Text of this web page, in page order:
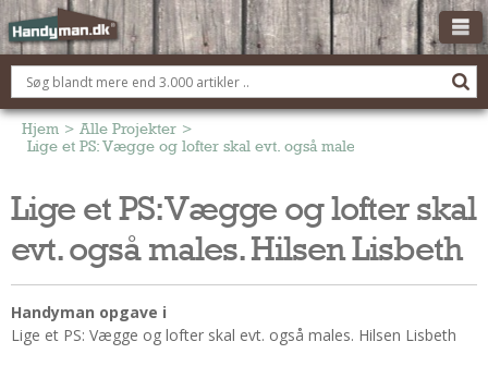
OM HANDYMAN.DK
FÅ 3 TILBUD
ANNONCERING
BOLIG KØBERÅDGIVNING
TØMRER/SNEDKER
Montage Og Nybyg
Alt Om Køkkenet
Hjem > Alle Projekter >
Lige et PS: Vægge og lofter skal evt. også males. Hilsen Lisbeth
Lige et PS: Vægge og lofter skal
evt. også males. Hilsen Lisbeth
Handyman opgave i
Lige et PS: Vægge og lofter skal evt. også males. Hilsen Lisbeth